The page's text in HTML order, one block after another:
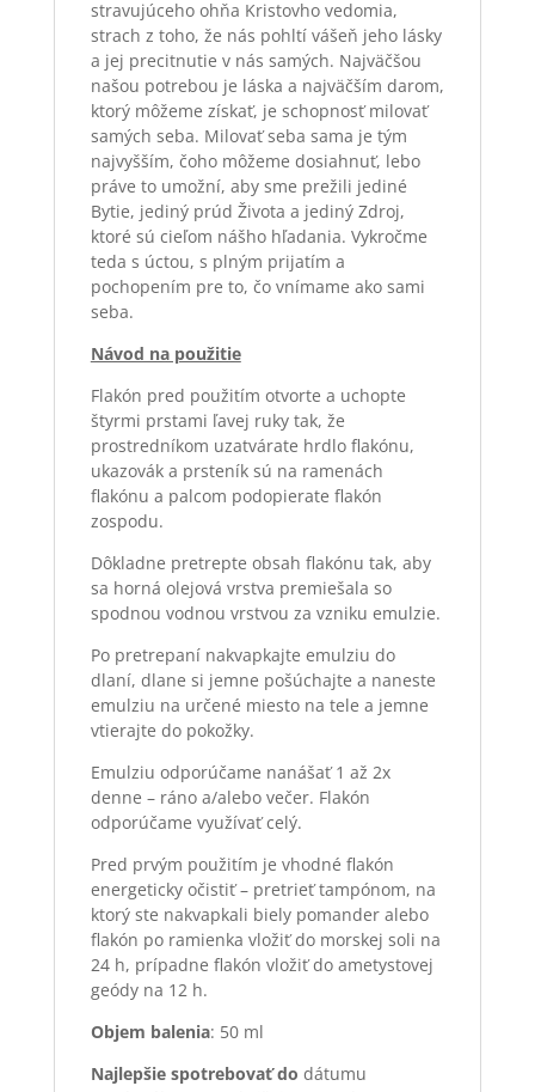
stravujúceho ohňa Kristovho vedomia,
strach z toho, že nás pohltí vášeň jeho lásky
a jej precitnutie v nás samých. Najväčšou
našou potrebou je láska a najväčším darom,
ktorý môžeme získať, je schopnosť milovať
samých seba. Milovať seba sama je tým
najvyšším, čoho môžeme dosiahnuť, lebo
práve to umožní, aby sme prežili jediné
Bytie, jediný prúd Života a jediný Zdroj,
ktoré sú cieľom nášho hľadania. Vykročme
teda s úctou, s plným prijatím a
pochopením pre to, čo vnímame ako sami
seba.
Návod na použitie
Flakón pred použitím otvorte a uchopte
štyrmi prstami ľavej ruky tak, že
prostredníkom uzatvárate hrdlo flakónu,
ukazovák a prsteník sú na ramenách
flakónu a palcom podopierate flakón
zospodu.
Dôkladne pretrepte obsah flakónu tak, aby
sa horná olejová vrstva premiešala so
spodnou vodnou vrstvou za vzniku emulzie.
Po pretrepaní nakvapkajte emulziu do
dlaní, dlane si jemne pošúchajte a naneste
emulziu na určené miesto na tele a jemne
vtierajte do pokožky.
Emulziu odporúčame nanášať 1 až 2x
denne – ráno a/alebo večer. Flakón
odporúčame využívať celý.
Pred prvým použitím je vhodné flakón
energeticky očistiť – pretrieť tampónom, na
ktorý ste nakvapkali biely pomander alebo
flakón po ramienka vložiť do morskej soli na
24 h, prípadne flakón vložiť do ametystovej
geódy na 12 h.
Objem balenia: 50 ml
Najlepšie spotrebovaťdo dátumu